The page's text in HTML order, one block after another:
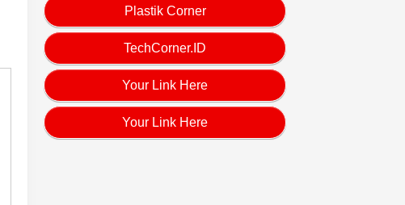
Plastik Corner
TechCorner.ID
Your Link Here
Your Link Here